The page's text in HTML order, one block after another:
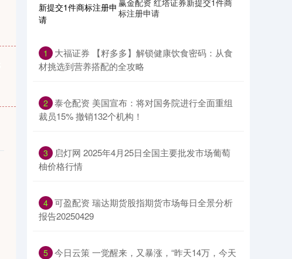
标注册申请
1
​大福证券 【籽多多】解锁健康饮食密码：从食
材挑选到营养搭配的全攻略
2 ​泰仓配资 美国宣布：将对国务院进行全面重组
裁员15% 撤销132个机构！
3
​启灯网 2025年4月25日全国主要批发市场葡萄
柚价格行情
4 ​可盈配资 瑞达期货股指期货市场每日全景分析
报告20250429
5 ​今日云策 一觉醒来，又暴涨，“昨天14万，今天